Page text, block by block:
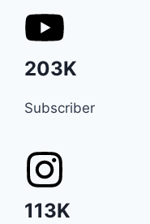
203K
Subscriber
113K